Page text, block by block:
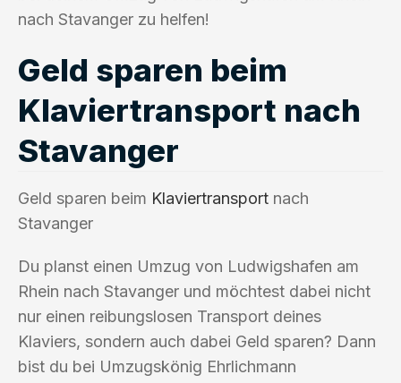
nach Stavanger zu helfen!
Geld sparen beim
Klaviertransport nach
Stavanger
Geld sparen beim Klaviertransport nach
Stavanger
Du planst einen Umzug von Ludwigshafen am
Rhein nach Stavanger und möchtest dabei nicht
nur einen reibungslosen Transport deines
Klaviers, sondern auch dabei Geld sparen? Dann
bist du bei Umzugskönig Ehrlichmann